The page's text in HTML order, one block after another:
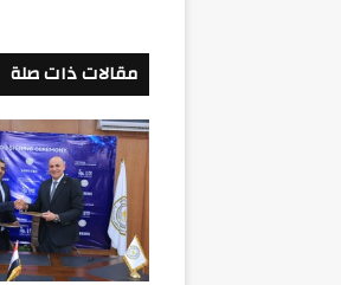
مقالات ذات صلة